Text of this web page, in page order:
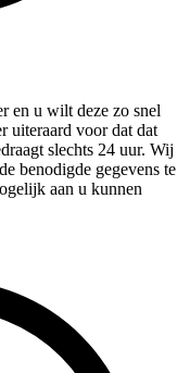
en u wilt deze zo snel
uiteraard voor dat dat
slechts 24 uur. Wij
benodigde gegevens te
aan u kunnen